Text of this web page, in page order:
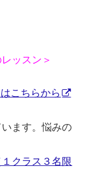
ッスン＞
こちらから
ます。悩みの
クラス３名限